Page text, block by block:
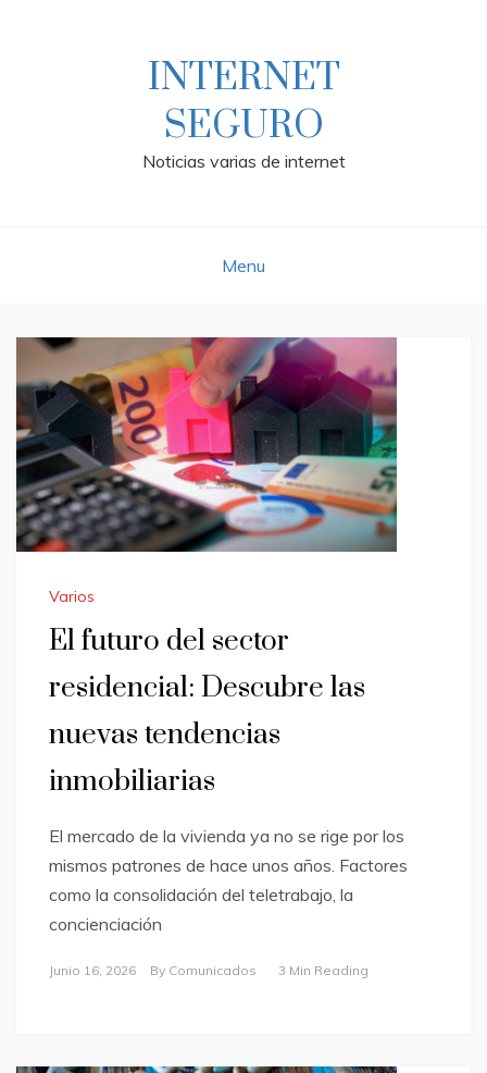
INTERNET
SEGURO
Noticias varias de internet
Menu
Varios
El futuro del sector
residencial: Descubre las
nuevas tendencias
inmobiliarias
El mercado de la vivienda ya no se rige por los
mismos patrones de hace unos años. Factores
como la consolidación del teletrabajo, la
concienciación
Junio 16, 2026 By Comunicados 3 Min Reading